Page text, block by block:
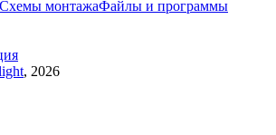
Схемы монтажаФайлы и программы
, 2026